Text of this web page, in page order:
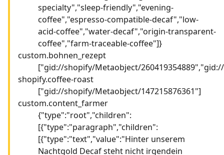
specialty","sleep-friendly","evening-
coffee","espresso-compatible-decaf","low-
acid-coffee","water-decaf","origin-transparent-
coffee","farm-traceable-coffee"]}
custom.bohnen_rezept
["gid://shopify/Metaobject/
shopify.coffee-roast
["gid://shopify/Metaobject/147215876361"]
custom.content_farmer
{"type":"root","children":
[{"type":"paragraph","children":
[{"type":"text","value":"Hinter unserem
Nachtgold Decaf steht nicht irgendein